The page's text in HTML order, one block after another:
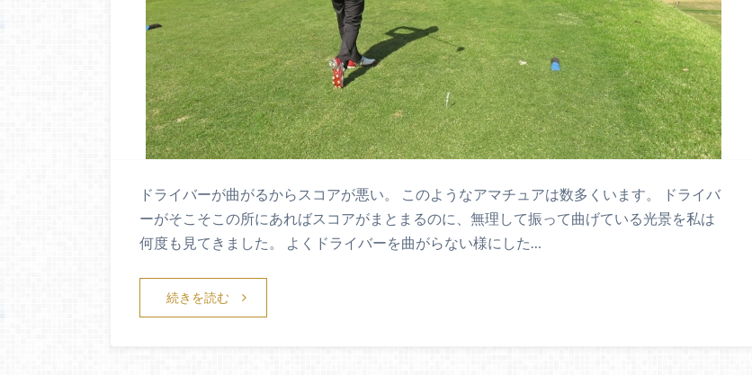
ドライバーが曲がるからスコアが悪い。 このようなアマチュアは数多くいます。 ドライバ
ーがそこそこの所にあればスコアがまとまるのに、無理して振って曲げている光景を私は
何度も見てきました。 よくドライバーを曲がらない様にした…
続きを読む